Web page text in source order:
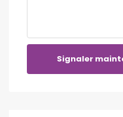
Signaler